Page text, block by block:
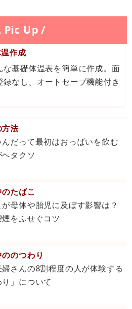
Pic Up /
作成
基礎体温表を簡単に作成。面
録なし。オートセーブ機能付き
方法
だって最初はおっぱいを飲む
タクソ
たばこ
母体や胎児に及ぼす影響は？
をふせぐコツ
のつわり
さんの8割程度の人が体験する
り」について